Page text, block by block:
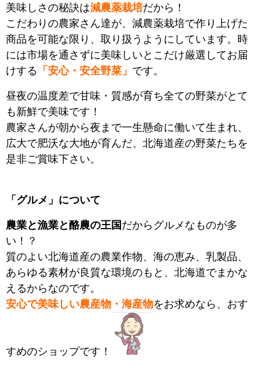
美味しさの秘訣は減農薬栽培だから！
こだわりの農家さん達が、減農薬栽培で作り上げた
商品を可能な限り、取り扱うようにしています。時
には市場を通さずに美味しいとこだけ厳選してお届
けする 「安心・安全野菜」 です。
昼夜の温度差で甘味・質感が育ち全ての野菜がとて
も新鮮で美味です！
農家さんが朝から夜まで一生懸命に働いて生まれ、
広大で肥沃な大地が育んだ、北海道産の野菜たちを
是非ご賞味下さい。
「グルメ」について
農業と漁業と酪農の王国 だからグルメなものが多
い！？
質のよい北海道産の農業作物、海の恵み、乳製品、
あらゆる素材が良質な環境のもと、北海道でまかな
えるからなのです。
安心で美味しい農産物・海産物をお求めなら、おす
すめのショップです！